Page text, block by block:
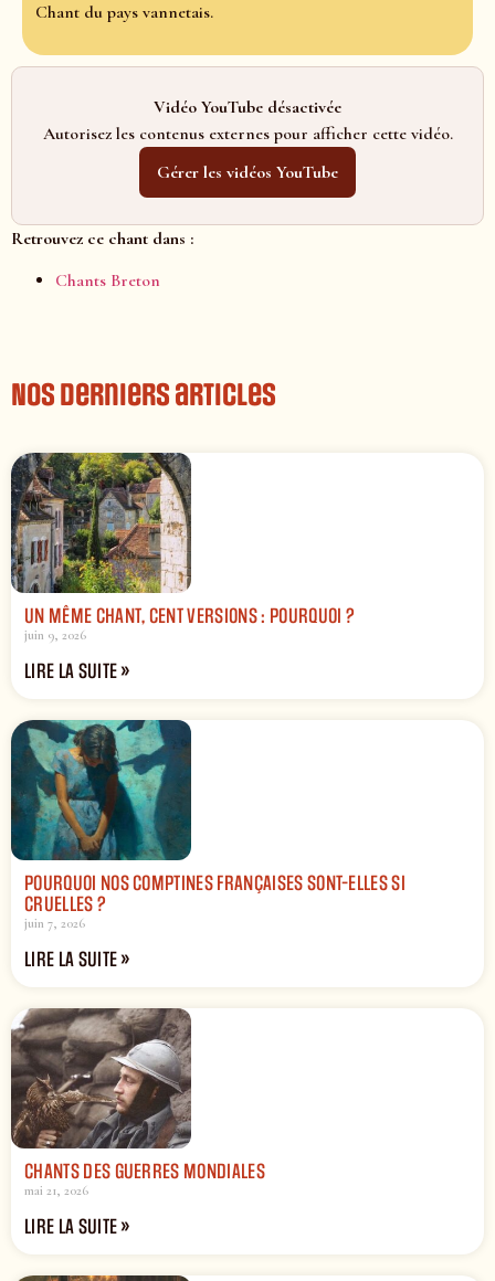
Chant du pays vannetais.
Vidéo YouTube désactivée
Autorisez les contenus externes pour afficher cette vidéo.
Gérer les vidéos YouTube
Retrouvez ce chant dans :
Chants Breton
Nos derniers articles
UN MÊME CHANT, CENT VERSIONS : POURQUOI ?
juin 9, 2026
LIRE LA SUITE »
POURQUOI NOS COMPTINES FRANÇAISES SONT-ELLES SI
CRUELLES ?
juin 7, 2026
LIRE LA SUITE »
CHANTS DES GUERRES MONDIALES
mai 21, 2026
LIRE LA SUITE »